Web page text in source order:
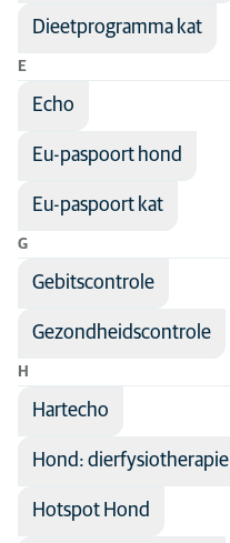
Dieetprogramma kat
E
Echo
Eu-paspoort hond
Eu-paspoort kat
G
Gebitscontrole
Gezondheidscontrole
H
Hartecho
Hond: dierfysiotherapie
Hotspot Hond